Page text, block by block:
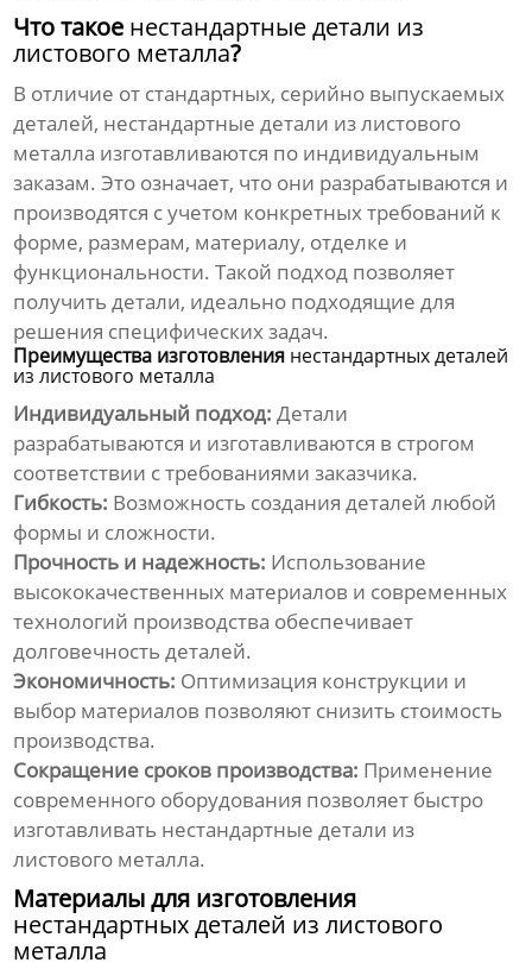
Что такое нестандартные детали из
листового металла?
В отличие от стандартных, серийно выпускаемых
деталей, нестандартные детали из листового
металла изготавливаются по индивидуальным
заказам. Это означает, что они разрабатываются и
производятся с учетом конкретных требований к
форме, размерам, материалу, отделке и
функциональности. Такой подход позволяет
получить детали, идеально подходящие для
решения специфических задач.
Преимущества изготовления нестандартных деталей
из листового металла
Индивидуальный подход: Детали
разрабатываются и изготавливаются в строгом
соответствии с требованиями заказчика.
Гибкость: Возможность создания деталей любой
формы и сложности.
Прочность и надежность: Использование
высококачественных материалов и современных
технологий производства обеспечивает
долговечность деталей.
Экономичность: Оптимизация конструкции и
выбор материалов позволяют снизить стоимость
производства.
Сокращение сроков производства: Применение
современного оборудования позволяет быстро
изготавливать нестандартные детали из
листового металла.
Материалы для изготовления
нестандартных деталей из листового
металла